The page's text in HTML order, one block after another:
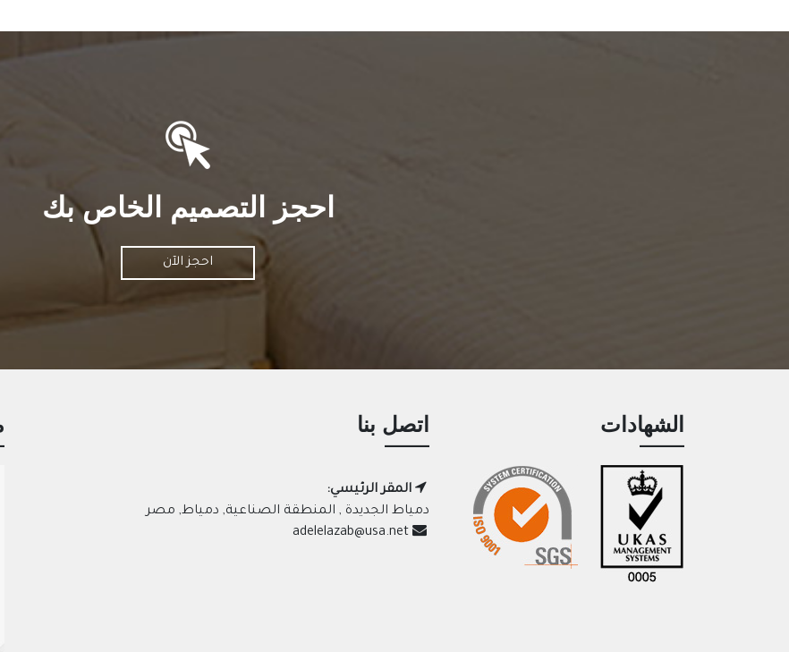
احجز التصميم الخاص بك
احجز الآن
الشهادات اتصل بنا
المقر الرئيسي:
دمياط الجديدة , المنطقة الصناعية, دمياط, مصر